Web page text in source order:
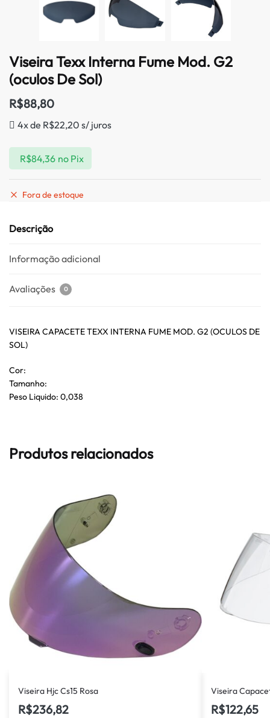
Viseira Texx Interna Fume Mod. G2
(oculos De Sol)
R$88,80
4x de R$22,20 s/ juros
R$84,36 no Pix
Fora de estoque
Descrição
Informação adicional
Avaliações 0
VISEIRA CAPACETE TEXX INTERNA FUME MOD. G2 (OCULOS DE
SOL)
Cor:
Tamanho:
Peso Liquido: 0,038
Produtos relacionados
Viseira Hjc Cs15 Rosa
R$236,82
Viseira
R$122,65